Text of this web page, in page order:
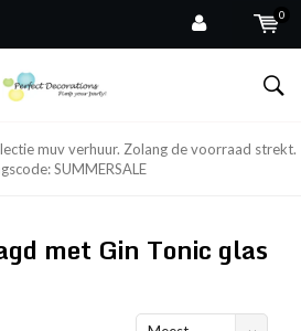
0
muv verhuur. Zolang de voorraad strekt.
SUMMERSALE
met Gin Tonic glas